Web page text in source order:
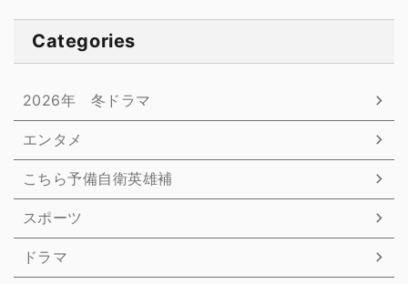
Categories
2026年 冬ドラマ
エンタメ
こちら予備自衛英雄補
スポーツ
ドラマ